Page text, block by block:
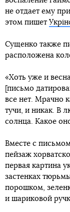
не отдает ему
этом пишет
Сущенко также
расположена
«Хоть уже и
[письмо
все нет. Мрачно
тучи, и никак. В
солнца. Какое
Вместе с
пейзаж
первая картина
застенках
порошком,
и шариковой